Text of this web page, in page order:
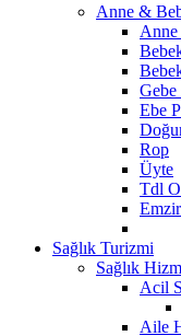
Anne &
Anne
Ebe
Rop
Üyte
Tdl
Sağlık Turizmi
Sağlık
Acil
Aile